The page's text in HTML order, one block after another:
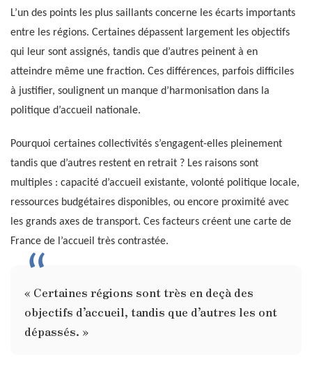
L’un des points les plus saillants concerne les écarts importants
entre les régions. Certaines dépassent largement les objectifs
qui leur sont assignés, tandis que d’autres peinent à en
atteindre même une fraction. Ces différences, parfois difficiles
à justifier, soulignent un manque d’harmonisation dans la
politique d’accueil nationale.
Pourquoi certaines collectivités s’engagent-elles pleinement
tandis que d’autres restent en retrait ? Les raisons sont
multiples : capacité d’accueil existante, volonté politique locale,
ressources budgétaires disponibles, ou encore proximité avec
les grands axes de transport. Ces facteurs créent une carte de
France de l’accueil très contrastée.
« Certaines régions sont très en deçà des
objectifs d’accueil, tandis que d’autres les ont
dépassés. »